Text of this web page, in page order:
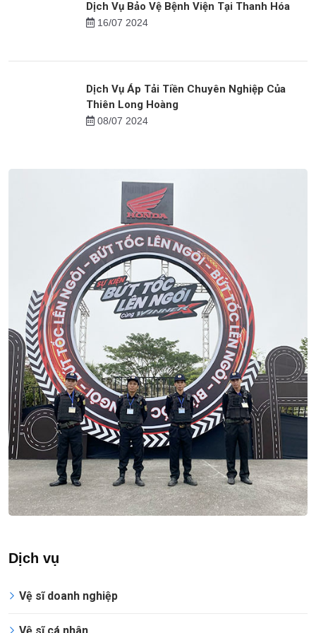
Việc làm cho người trung niên tại Nghệ An
Dịch Vụ Bảo Vệ Bệnh Viện Tại Thanh Hóa
16/07 2024
Dịch Vụ Áp Tải Tiền Chuyên Nghiệp Của
Thiên Long Hoàng
08/07 2024